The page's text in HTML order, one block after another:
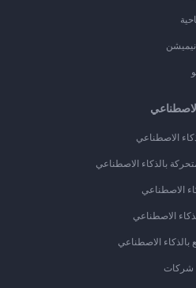
الاصطناعي
بالذكاء الاصطناعي
الاصطناعي
الاصطناعي
بالذكاء الاصطناعي
شركات